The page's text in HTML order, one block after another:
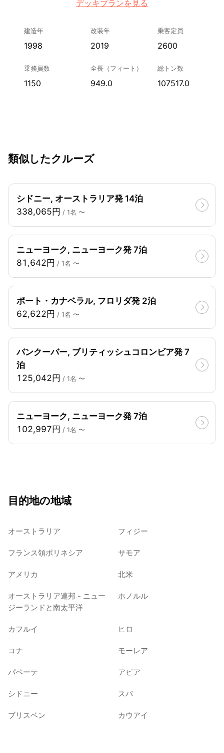
デッキプランを見る
建造年
1998
改装年
2019
乗客定員
2600
乗務員数
1150
全長（フィート）
949.0
総トン数
107517.0
類似したクルーズ
シドニー, オーストラリア発 14泊
338,065円 / 1名 〜
ニューヨーク, ニューヨーク発 7泊
81,642円 / 1名 〜
ポート・カナベラル, フロリダ発 2泊
62,622円 / 1名 〜
バンクーバー, ブリティッシュコロンビア発 7
泊
125,042円 / 1名 〜
ニューヨーク, ニューヨーク発 7泊
102,997円 / 1名 〜
目的地の地域
オーストラリア フィジー
フランス領ポリネシア サモア
アメリカ 北米
オーストラリア連邦 - ニュー
ジーランドと南太平洋
ホノルル
カフルイ ヒロ
コナ モーレア
パペーテ アピア
シドニー スバ
ブリスベン カウアイ